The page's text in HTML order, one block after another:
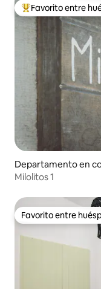
Favorito entre los
Favorito entre
Departamento en
amantas
Milolitos 1
Favorito entre
Favorito entre